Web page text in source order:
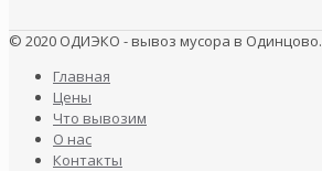
© 2020 ОДИЭКО - вывоз мусора в Одинцово.
Главная
Цены
Что вывозим
О нас
Контакты